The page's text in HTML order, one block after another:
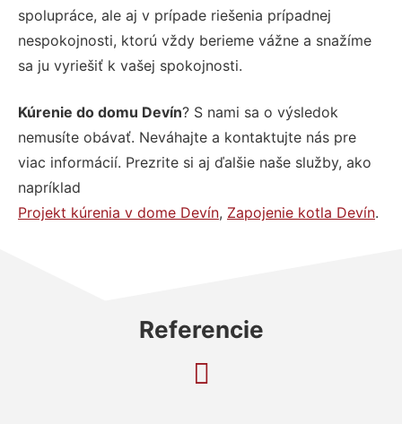
spolupráce, ale aj v prípade riešenia prípadnej
nespokojnosti, ktorú vždy berieme vážne a snažíme
sa ju vyriešiť k vašej spokojnosti.
Kúrenie do domu Devín? S nami sa o výsledok
nemusíte obávať. Neváhajte a kontaktujte nás pre
viac informácií. Prezrite si aj ďalšie naše služby, ako
napríklad
Projekt kúrenia v dome Devín, Zapojenie kotla Devín.
Referencie